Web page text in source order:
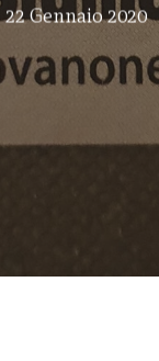
22 Gennaio 2020